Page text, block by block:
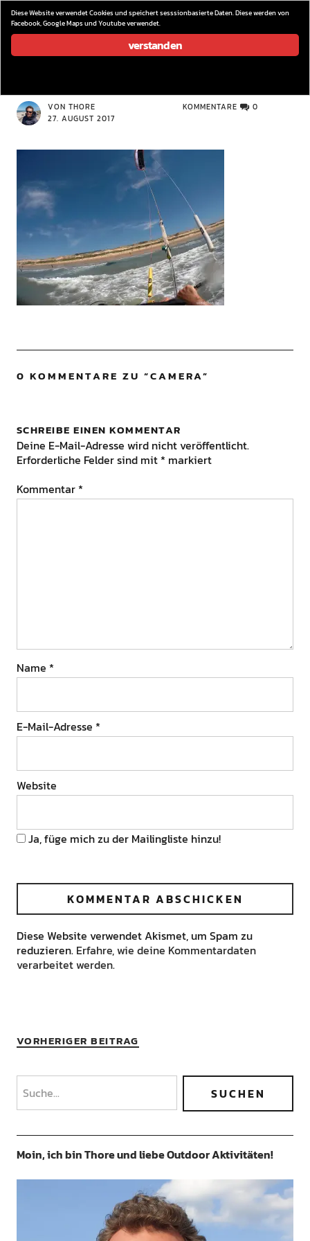
wieder los…
VON THORE
27. AUGUST 2017
KOMMENTARE 0
0 KOMMENTARE ZU “CAMERA”
SCHREIBE EINEN KOMMENTAR
Deine E-Mail-Adresse wird nicht veröffentlicht.
Erforderliche Felder sind mit * markiert
Kommentar *
Name *
E-Mail-Adresse *
Website
Ja, füge mich zu der Mailingliste hinzu!
Diese Website verwendet Akismet, um Spam zu
reduzieren. Erfahre, wie deine Kommentardaten
verarbeitet werden.
VORHERIGER BEITRAG
Moin, ich bin Thore und liebe Outdoor Aktivitäten!
Diese Website verwendet Cookies und speichert sesssionbasierte Daten. Diese werden von
Facebook, Google Maps und Youtube verwendet.
verstanden